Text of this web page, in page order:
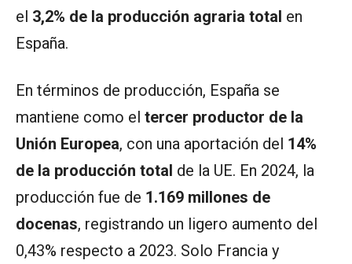
el 3,2% de la producción agraria total en
España.
En términos de producción, España se
mantiene como el tercer productor de la
Unión Europea, con una aportación del 14%
de la producción total de la UE. En 2024, la
producción fue de 1.169 millones de
docenas, registrando un ligero aumento del
0,43% respecto a 2023. Solo Francia y